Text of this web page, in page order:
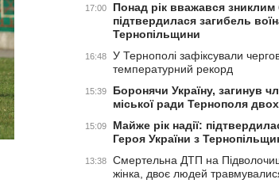
17:00
Понад рік вважався зниклим
підтвердилася загибель
Тернопільщини
16:48
У Тернополі зафіксували
температурний рекорд
15:39
Боронячи Україну, загинув
міської ради Тернополя
15:09
Майже рік надії:
Героя України з
13:38
Смертельна ДТП на
жінка, двоє людей